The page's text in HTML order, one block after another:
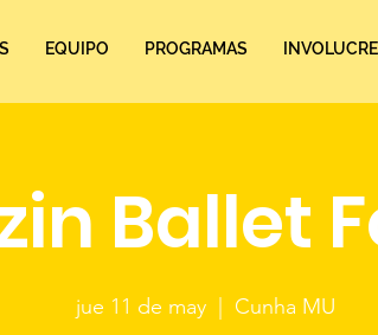
EQUIPO PROGRAMAS
Ballet
jue 11 de may
  |
Cunha MU